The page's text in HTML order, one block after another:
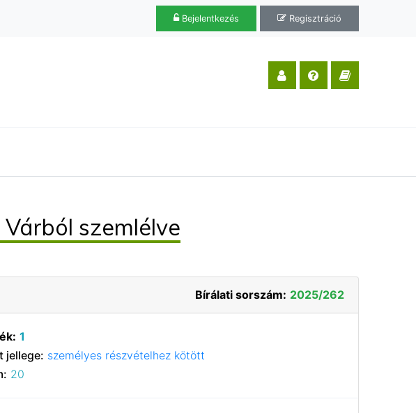
Bejelentkezés Regisztráció
szemlélve
Bírálati sorszám: 2025/262
1
jellege: személyes részvételhez kötött
20